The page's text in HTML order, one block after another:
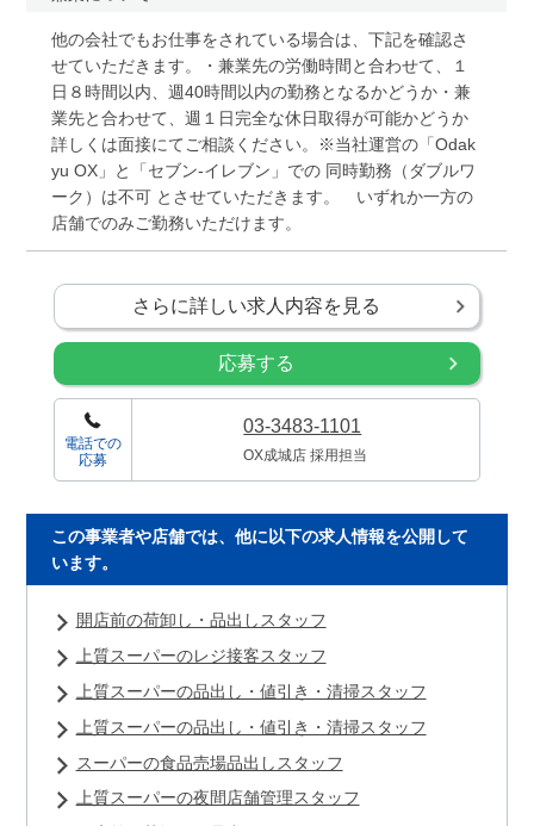
他の会社でもお仕事をされている場合は、下記を確認さ
せていただきます。・兼業先の労働時間と合わせて、１
日８時間以内、週40時間以内の勤務となるかどうか・兼
業先と合わせて、週１日完全な休日取得が可能かどうか
詳しくは面接にてご相談ください。※当社運営の「Odak
yu OX」と「セブン-イレブン」での 同時勤務（ダブルワ
ーク）は不可 とさせていただきます。 いずれか一方の
店舗でのみご勤務いただけます。
さらに詳しい求人内容を見る
応募する
電話での
応募
03-3483-1101
OX成城店 採用担当
この事業者や店舗では、他に以下の求人情報を公開して
います。
開店前の荷卸し・品出しスタッフ
上質スーパーのレジ接客スタッフ
上質スーパーの品出し・値引き・清掃スタッフ
上質スーパーの品出し・値引き・清掃スタッフ
スーパーの食品売場品出しスタッフ
上質スーパーの夜間店舗管理スタッフ